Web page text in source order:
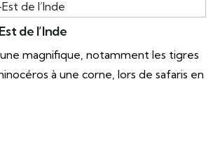
de l’Inde
magnifique, notamment les tigres
à une corne, lors de safaris en